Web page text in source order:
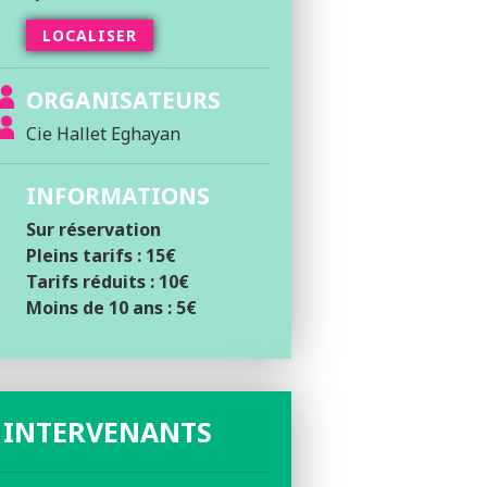
LOCALISER
ORGANISATEURS
Cie Hallet Eghayan
INFORMATIONS
Sur réservation
Pleins tarifs : 15€
Tarifs réduits : 10€
Moins de 10 ans : 5€